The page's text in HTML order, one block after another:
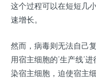
这个过程可以在短短几
速增长。
然而，病毒则无法自己
用宿主细胞的‘生产线’
染宿主细胞，迫使宿主